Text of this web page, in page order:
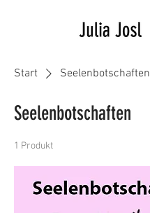
Start Seelenbotschaften
Seelenbotschaften
1 Produkt